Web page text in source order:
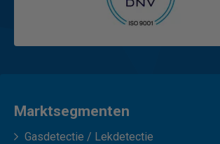
Marktsegmenten
Gasdetectie / Lekdetectie